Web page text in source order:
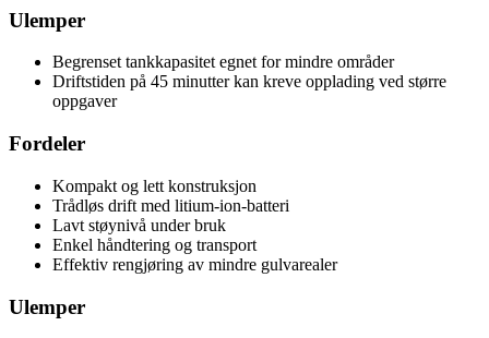
Ulemper
Begrenset tankkapasitet egnet for mindre områder
Driftstiden på 45 minutter kan kreve opplading ved større
oppgaver
Fordeler
Kompakt og lett konstruksjon
Trådløs drift med litium-ion-batteri
Lavt støynivå under bruk
Enkel håndtering og transport
Effektiv rengjøring av mindre gulvarealer
Ulemper